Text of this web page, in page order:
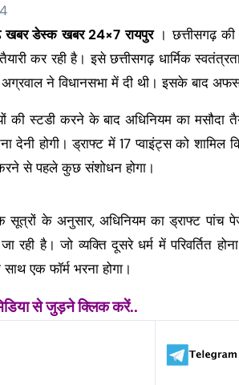
खबर डेस्क खबर 24×7 रायपुर। छत्तीसगढ़ की
कर रही है। इसे छत्तीसगढ़ धार्मिक
ने विधानसभा में दी थी। इसके बाद
की स्टडी करने के बाद अधिनियम का मसौदा
देनी होगी। ड्राफ्ट में 17 प्वाइंट्स को शामिल
से पहले कुछ संशोधन होगा।
सूत्रों के अनुसार, अधिनियम का ड्राफ्ट पांच
जा रही है। जो व्यक्ति दूसरे धर्म में
एक फॉर्म भरना होगा।
से जुड़ने क्लिक करें..